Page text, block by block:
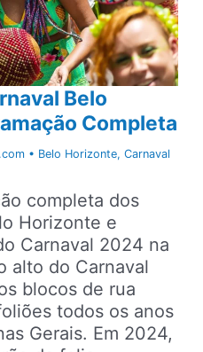
Belo
Completa
• Belo Horizonte,Carnaval
completa dos
Horizonte e
Carnaval 2024 na
alto do Carnaval
blocos de rua
todos os anos
Gerais. Em 2024,